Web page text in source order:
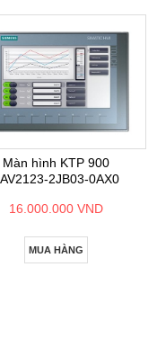
Màn hình KTP 900
2JB03-0AX0
16.000.000 VND
MUA HÀNG